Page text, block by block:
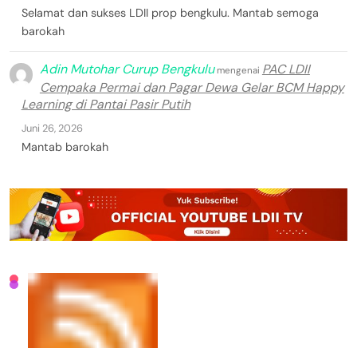
Selamat dan sukses LDII prop bengkulu. Mantab semoga
barokah
Adin Mutohar Curup Bengkulumengenai PAC LDII
Cempaka Permai dan Pagar Dewa Gelar BCM Happy
Learning di Pantai Pasir Putih
Juni 26, 2026
Mantab barokah